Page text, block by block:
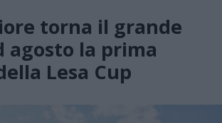
torna il grande
agosto la prima
Lesa Cup